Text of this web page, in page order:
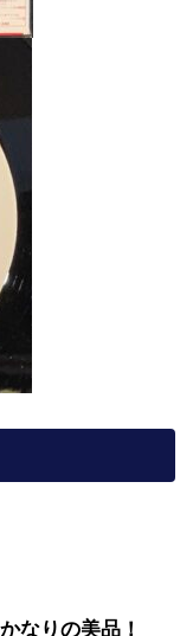
りの美品！